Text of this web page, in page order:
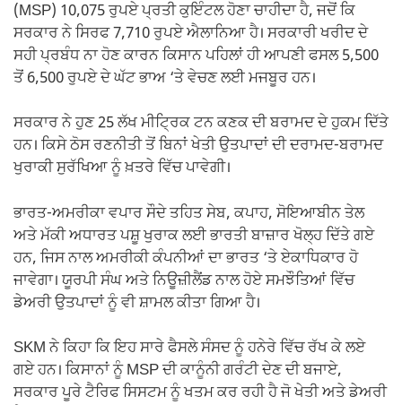
(MSP) 10,075 ਰੁਪਏ ਪ੍ਰਤੀ ਕੁਇੰਟਲ ਹੋਣਾ ਚਾਹੀਦਾ ਹੈ, ਜਦੋਂ ਕਿ
ਸਰਕਾਰ ਨੇ ਸਿਰਫ 7,710 ਰੁਪਏ ਐਲਾਨਿਆ ਹੈ। ਸਰਕਾਰੀ ਖਰੀਦ ਦੇ
ਸਹੀ ਪ੍ਰਬੰਧ ਨਾ ਹੋਣ ਕਾਰਨ ਕਿਸਾਨ ਪਹਿਲਾਂ ਹੀ ਆਪਣੀ ਫਸਲ 5,500
ਤੋਂ 6,500 ਰੁਪਏ ਦੇ ਘੱਟ ਭਾਅ ‘ਤੇ ਵੇਚਣ ਲਈ ਮਜਬੂਰ ਹਨ।
ਸਰਕਾਰ ਨੇ ਹੁਣ 25 ਲੱਖ ਮੀਟ੍ਰਿਕ ਟਨ ਕਣਕ ਦੀ ਬਰਾਮਦ ਦੇ ਹੁਕਮ ਦਿੱਤੇ
ਹਨ। ਕਿਸੇ ਠੋਸ ਰਣਨੀਤੀ ਤੋਂ ਬਿਨਾਂ ਖੇਤੀ ਉਤਪਾਦਾਂ ਦੀ ਦਰਾਮਦ-ਬਰਾਮਦ
ਖੁਰਾਕੀ ਸੁਰੱਖਿਆ ਨੂੰ ਖ਼ਤਰੇ ਵਿੱਚ ਪਾਵੇਗੀ।
ਭਾਰਤ-ਅਮਰੀਕਾ ਵਪਾਰ ਸੌਦੇ ਤਹਿਤ ਸੇਬ, ਕਪਾਹ, ਸੋਇਆਬੀਨ ਤੇਲ
ਅਤੇ ਮੱਕੀ ਅਧਾਰਤ ਪਸ਼ੂ ਖੁਰਾਕ ਲਈ ਭਾਰਤੀ ਬਾਜ਼ਾਰ ਖੋਲ੍ਹ ਦਿੱਤੇ ਗਏ
ਹਨ, ਜਿਸ ਨਾਲ ਅਮਰੀਕੀ ਕੰਪਨੀਆਂ ਦਾ ਭਾਰਤ ‘ਤੇ ਏਕਾਧਿਕਾਰ ਹੋ
ਜਾਵੇਗਾ। ਯੂਰਪੀ ਸੰਘ ਅਤੇ ਨਿਊਜ਼ੀਲੈਂਡ ਨਾਲ ਹੋਏ ਸਮਝੌਤਿਆਂ ਵਿੱਚ
ਡੇਅਰੀ ਉਤਪਾਦਾਂ ਨੂੰ ਵੀ ਸ਼ਾਮਲ ਕੀਤਾ ਗਿਆ ਹੈ।
SKM ਨੇ ਕਿਹਾ ਕਿ ਇਹ ਸਾਰੇ ਫੈਸਲੇ ਸੰਸਦ ਨੂੰ ਹਨੇਰੇ ਵਿੱਚ ਰੱਖ ਕੇ ਲਏ
ਗਏ ਹਨ। ਕਿਸਾਨਾਂ ਨੂੰ MSP ਦੀ ਕਾਨੂੰਨੀ ਗਰੰਟੀ ਦੇਣ ਦੀ ਬਜਾਏ,
ਸਰਕਾਰ ਪੂਰੇ ਟੈਰਿਫ ਸਿਸਟਮ ਨੂੰ ਖਤਮ ਕਰ ਰਹੀ ਹੈ ਜੋ ਖੇਤੀ ਅਤੇ ਡੇਅਰੀ